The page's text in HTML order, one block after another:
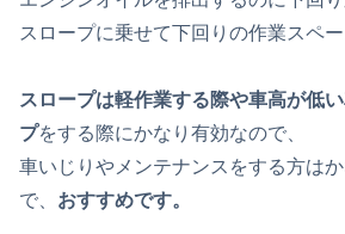
スロープに乗せて下回りの作業スペー
スロープは軽作業する際や車高が低
プをする際にかなり有効なので、
車いじりやメンテナンスをする方は
で、 おすすめです。